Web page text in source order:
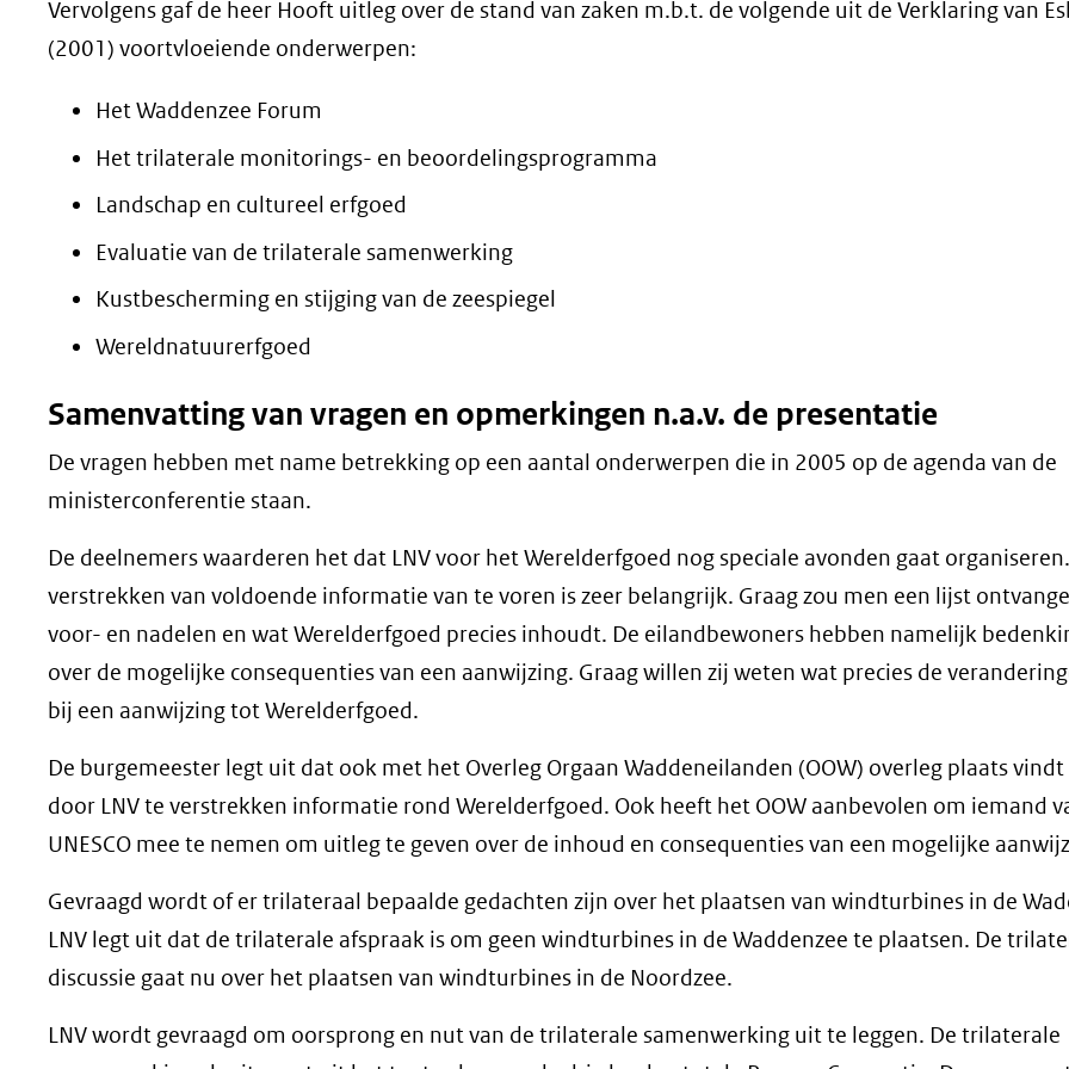
Vervolgens gaf de heer Hooft uitleg over de stand van zaken m.b.t. de volgende uit de Verklaring van
(2001) voortvloeiende onderwerpen:
Het Waddenzee Forum
Het trilaterale monitorings- en beoordelingsprogramma
Landschap en cultureel erfgoed
Evaluatie van de trilaterale samenwerking
Kustbescherming en stijging van de zeespiegel
Wereldnatuurerfgoed
Samenvatting van vragen en opmerkingen n.a.v. de presentatie
De vragen hebben met name betrekking op een aantal onderwerpen die in 2005 op de agenda van de
ministerconferentie staan.
De deelnemers waarderen het dat LNV voor het Werelderfgoed nog speciale avonden gaat
verstrekken van voldoende informatie van te voren is zeer belangrijk. Graag zou men een lijst
voor- en nadelen en wat Werelderfgoed precies inhoudt. De eilandbewoners hebben namelijk
over de mogelijke consequenties van een aanwijzing. Graag willen zij weten wat precies de
bij een aanwijzing tot Werelderfgoed.
De burgemeester legt uit dat ook met het Overleg Orgaan Waddeneilanden (OOW) overleg plaats vindt
door LNV te verstrekken informatie rond Werelderfgoed. Ook heeft het OOW aanbevolen om iemand
UNESCO mee te nemen om uitleg te geven over de inhoud en consequenties van een mogelijke
Gevraagd wordt of er trilateraal bepaalde gedachten zijn over het plaatsen van windturbines in de
LNV legt uit dat de trilaterale afspraak is om geen windturbines in de Waddenzee te plaatsen. De
discussie gaat nu over het plaatsen van windturbines in de Noordzee.
LNV wordt gevraagd om oorsprong en nut van de trilaterale samenwerking uit te leggen. De trilaterale